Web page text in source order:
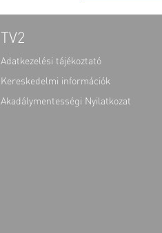
TV2
Adatkezelési tájékoztató
Kereskedelmi információk
Akadálymentességi Nyilatkozat